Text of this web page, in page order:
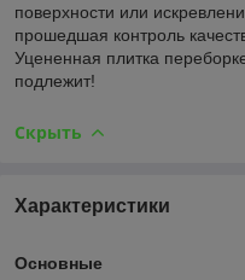
поверхности или
прошедшая контроль
Уцененная плитка
подлежит!
Скрыть
Характеристики
Основные